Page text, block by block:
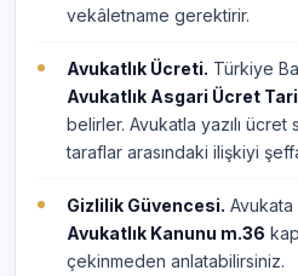
vekâletname gerektirir.
Avukatlık Ücreti. Türkiye
Avukatlık Asgari Ücret
belirler. Avukatla yazılı ücret
taraflar arasındaki ilişkiyi
Gizlilik Güvencesi. Avukata
Avukatlık Kanunu m.36
çekinmeden anlatabilirsiniz.